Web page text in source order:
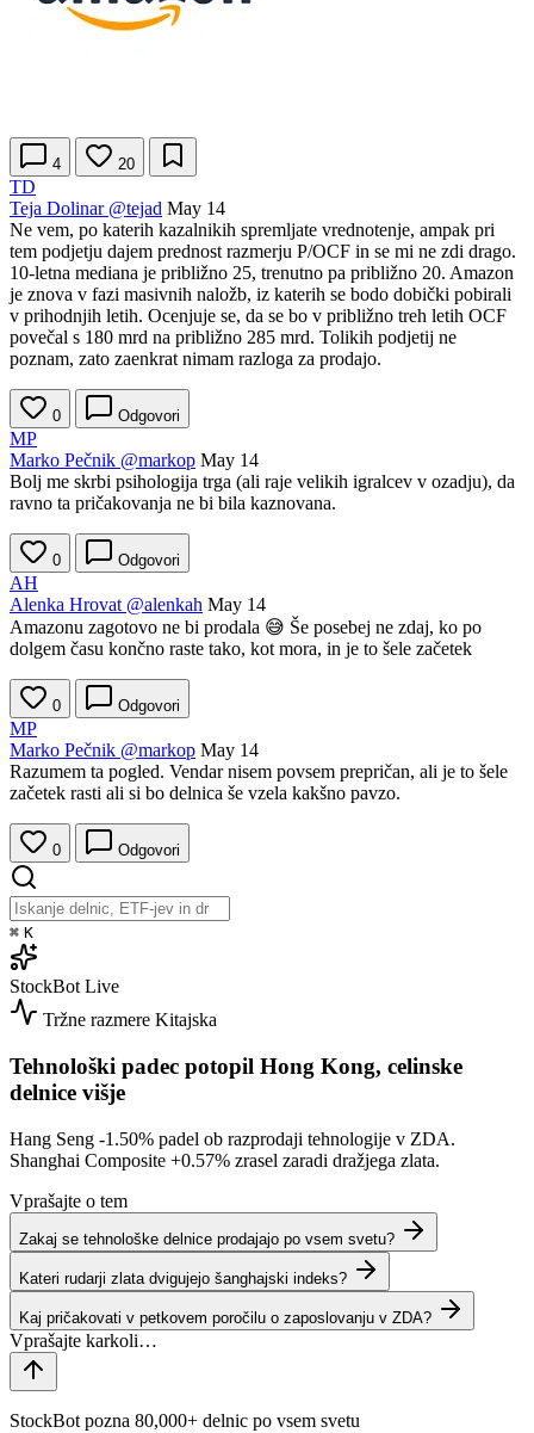
4 20
TD
Teja Dolinar @tejad May 14
Ne vem, po katerih kazalnikih spremljate vrednotenje, ampak pri
tem podjetju dajem prednost razmerju P/OCF in se mi ne zdi drago.
10‑letna mediana je približno 25, trenutno pa približno 20. Amazon
je znova v fazi masivnih naložb, iz katerih se bodo dobički pobirali
v prihodnjih letih. Ocenjuje se, da se bo v približno treh letih OCF
povečal s 180 mrd na približno 285 mrd. Tolikih podjetij ne
poznam, zato zaenkrat nimam razloga za prodajo.
0 Odgovori
MP
Marko Pečnik @markop May 14
Bolj me skrbi psihologija trga (ali raje velikih igralcev v ozadju), da
ravno ta pričakovanja ne bi bila kaznovana.
0 Odgovori
AH
Alenka Hrovat @alenkah May 14
Amazonu zagotovo ne bi prodala 😅 Še posebej ne zdaj, ko po
dolgem času končno raste tako, kot mora, in je to šele začetek
0 Odgovori
MP
Marko Pečnik @markop May 14
Razumem ta pogled. Vendar nisem povsem prepričan, ali je to šele
začetek rasti ali si bo delnica še vzela kakšno pavzo.
0 Odgovori
⌘ K
StockBot Live
Tržne razmere Kitajska
Tehnološki padec potopil Hong Kong, celinske
delnice višje
Hang Seng -1.50% padel ob razprodaji tehnologije v ZDA.
Shanghai Composite +0.57% zrasel zaradi dražjega zlata.
Vprašajte o tem
Zakaj se tehnološke delnice prodajajo po vsem svetu?
Kateri rudarji zlata dvigujejo šanghajski indeks?
Kaj pričakovati v petkovem poročilu o zaposlovanju v ZDA?
StockBot pozna 80,000+ delnic po vsem svetu